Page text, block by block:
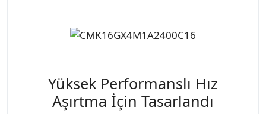
Yüksek Performanslı Hız
Aşırtma İçin Tasarlandı